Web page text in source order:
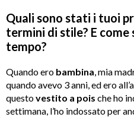
Quali sono stati i tuoi
termini di stile? E come
tempo?
Quando ero bambina , mia
quando avevo 3 anni, ed ero
questovestito a pois che ho
settimana, l’ho indossato per